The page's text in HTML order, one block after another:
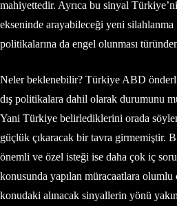
mahiyettedir. Ayrıca bu sinyal
ekseninde arayabileceği yeni
politikalarına da engel olunması
Neler beklenebilir? Türkiye ABD
dış politikalara dahil olarak durumunu
Yani Türkiye belirlediklerini orada
güçlük çıkaracak bir tavra girmemiştir.
önemli ve özel isteği ise daha çok iç
konusunda yapılan müracaatlara olumlu
konudaki alınacak sinyallerin yönü